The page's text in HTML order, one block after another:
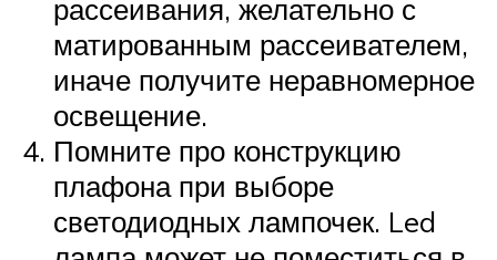
рассеивания, желательно с
матированным рассеивателем,
иначе получите неравномерное
освещение.
Помните про конструкцию
плафона при выборе
светодиодных лампочек. Led